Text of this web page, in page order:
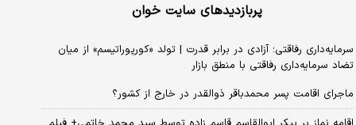
پربازدیدهای سایت خوان
سرمایه‌داری رفاقتی؛ آزادی در برابر قدرت | تولد «کورپوراتیسم» از میان
تضاد سرمایه‌داری رفاقتی با منطق بازار
ماجرای اقامت پسر محمدباقر ذوالقدر در خارج از کشور؟